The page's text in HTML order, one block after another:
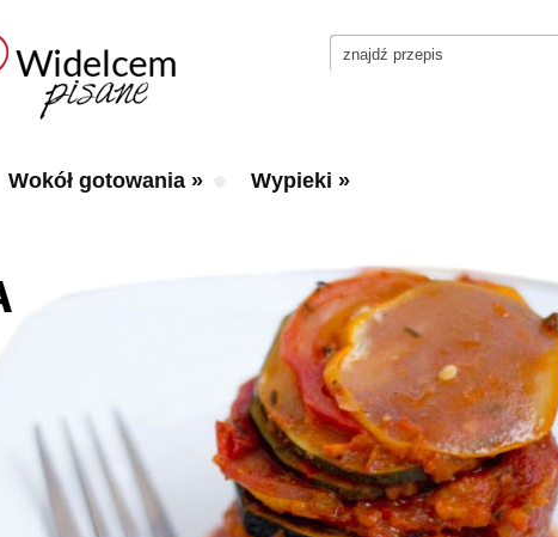
Wokół gotowania » Wypieki »